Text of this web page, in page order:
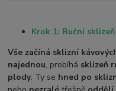
Krok 1: Ruční
Vše začíná sklizní
najednou, probíhá sklizeň
plody. Ty se hned po